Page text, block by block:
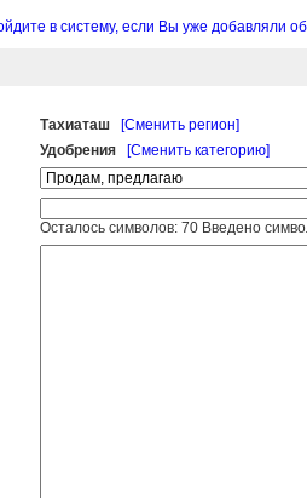
в систему, если Вы уже добавляли
Тахиаташ
[Сменить регион]
Удобрения
[Сменить категорию]
Осталось символов: 70Введено